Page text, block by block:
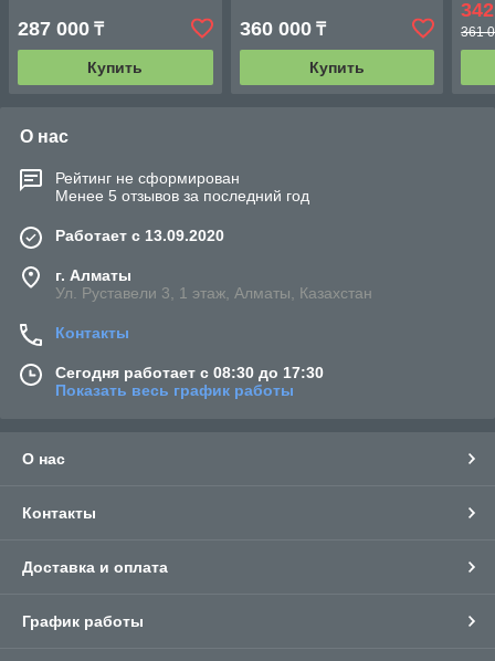
287 000 ₸
Купить
360 000₸
Купить
361
О нас
Рейтинг не сформирован
Менее 5 отзывов за последний год
Работает с 13.09.2020
г. Алматы
Ул. Руставели 3, 1 этаж, Алматы, Казахстан
Контакты
Сегодня работает с 08:30 до 17:30
Показать весь график работы
О нас
Контакты
Доставка и оплата
График работы